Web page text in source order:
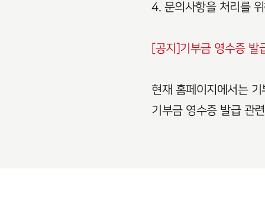
4. 문의사항을 처리를
[공지]기부금 영수증 발
현재 홈페이지에서는
기부금 영수증 발급 관